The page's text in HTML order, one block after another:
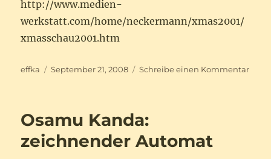
http://www.medien-
werkstatt.com/home/neckermann/xmas2001/
xmasschau2001.htm
Autor
effka
Veröffentlicht
September 21, 2008 Schreibe einen Kommentarzu
Osamu Kanda:
zeichnender Automat